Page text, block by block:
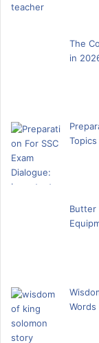
The
in
Butter
Words